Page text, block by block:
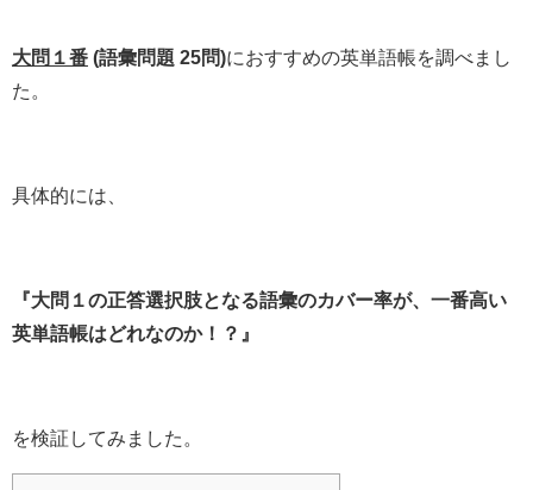
大問１番 (語彙問題 25問)におすすめの英単語帳を調べまし
た。
具体的には、
『大問１の正答選択肢となる語彙のカバー率が、一番高い
英単語帳はどれなのか！？』
を検証してみました。